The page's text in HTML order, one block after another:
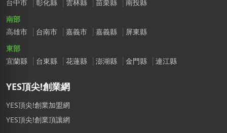
台中市
彰化縣 雲林縣 苗栗縣
南投縣
南部
高雄市
台南市 嘉義市 嘉義縣
屏東縣
東部
宜蘭縣
台東縣 花蓮縣 澎湖縣 金門縣 連江縣
YES頂尖!創業網
YES頂尖!創業加盟網
YES頂尖!創業頂讓網